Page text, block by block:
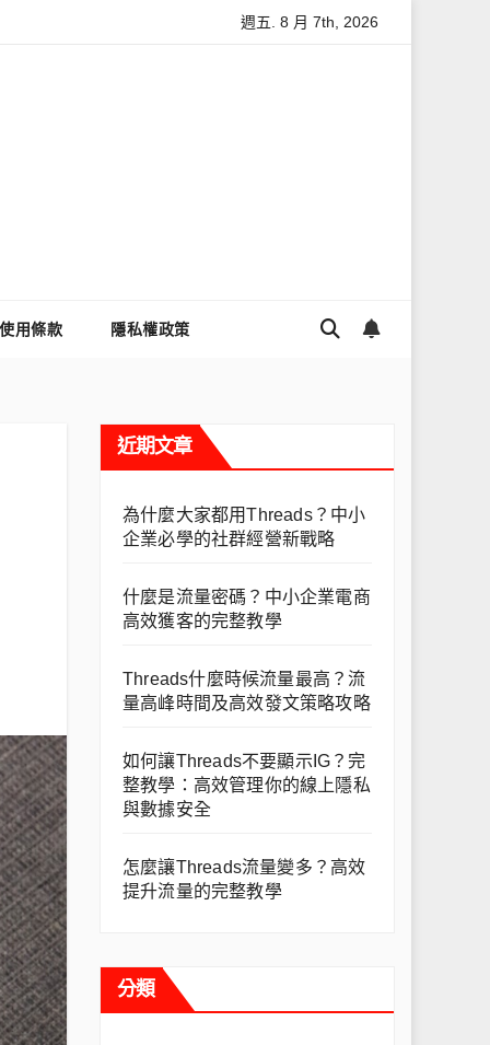
讓Threads流量變多？高效提升流量的完整教學
週五. 8 月 7th, 2026
使用條款 隱私權政策
近期文章
為什麼大家都用Threads？中小
企業必學的社群經營新戰略
什麼是流量密碼？中小企業電商
高效獲客的完整教學
Threads什麼時候流量最高？流
量高峰時間及高效發文策略攻略
如何讓Threads不要顯示IG？完
整教學：高效管理你的線上隱私
與數據安全
怎麼讓Threads流量變多？高效
提升流量的完整教學
分類